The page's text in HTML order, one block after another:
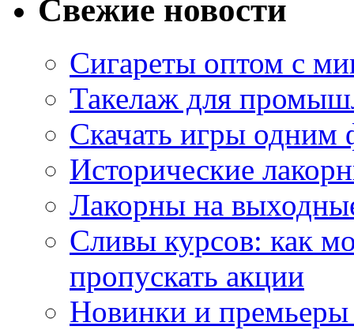
Свежие новости
Сигареты оптом с
Такелаж для
Скачать игры одним
Исторические
Лакорны на
Сливы курсов: как
пропускать акции
Новинки и